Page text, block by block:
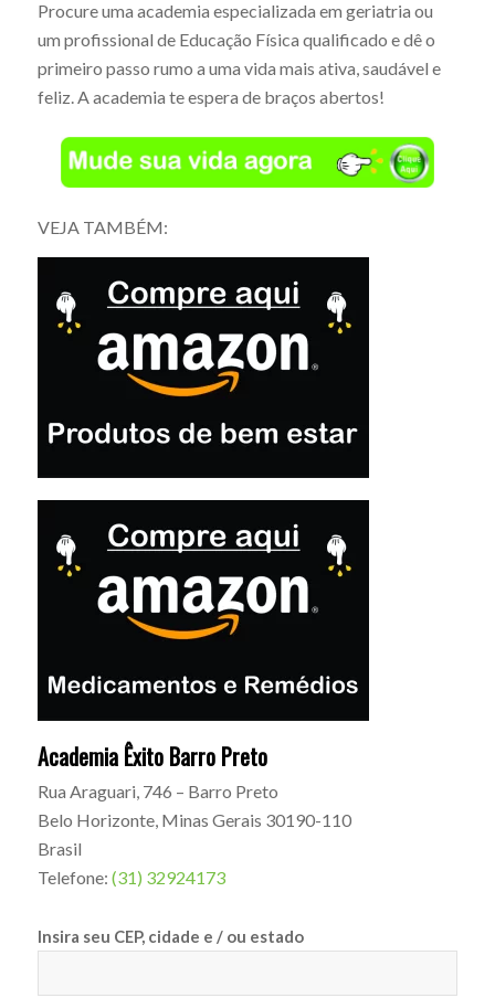
Procure uma academia especializada em geriatria ou
um profissional de Educação Física qualificado e dê o
primeiro passo rumo a uma vida mais ativa, saudável e
feliz. A academia te espera de braços abertos!
VEJA TAMBÉM:
Academia Êxito Barro Preto
Rua Araguari, 746 – Barro Preto
Belo Horizonte, Minas Gerais 30190-110
Brasil
Telefone: (31) 32924173
Insira seu CEP, cidade e / ou estado